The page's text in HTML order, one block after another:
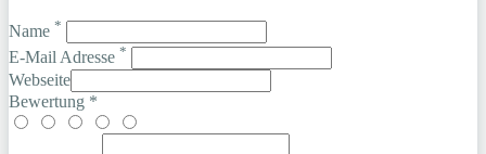
Name *
E-Mail Adresse *
Webseite
Bewertung *